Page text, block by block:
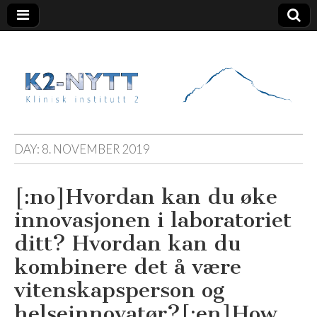
K2 Nytt
DAY: 8. NOVEMBER 2019
[:no]Hvordan kan du øke
innovasjonen i laboratoriet
ditt? Hvordan kan du
kombinere det å være
vitenskapsperson og